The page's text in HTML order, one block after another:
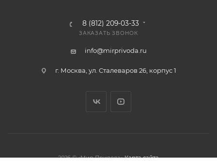
8 (812) 209-03-33
ЗАКАЗАТЬ ЗВОНОК
info@mirprivoda.ru
г. Москва, ул. Сталеваров 26, корпус 1
2026 © «Мир Привода» Карта сайта